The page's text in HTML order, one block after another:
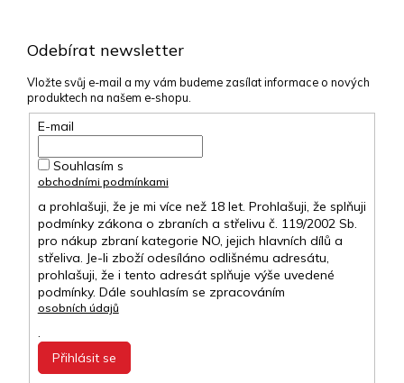
Odebírat newsletter
Vložte svůj e-mail a my vám budeme zasílat informace o nových
produktech na našem e-shopu.
E-mail
Souhlasím s
obchodními podmínkami
a prohlašuji, že je mi více než 18 let. Prohlašuji, že splňuji
podmínky zákona o zbraních a střelivu č. 119/2002 Sb.
pro nákup zbraní kategorie NO, jejich hlavních dílů a
střeliva. Je-li zboží odesíláno odlišnému adresátu,
prohlašuji, že i tento adresát splňuje výše uvedené
podmínky. Dále souhlasím se zpracováním
osobních údajů
.
Přihlásit se